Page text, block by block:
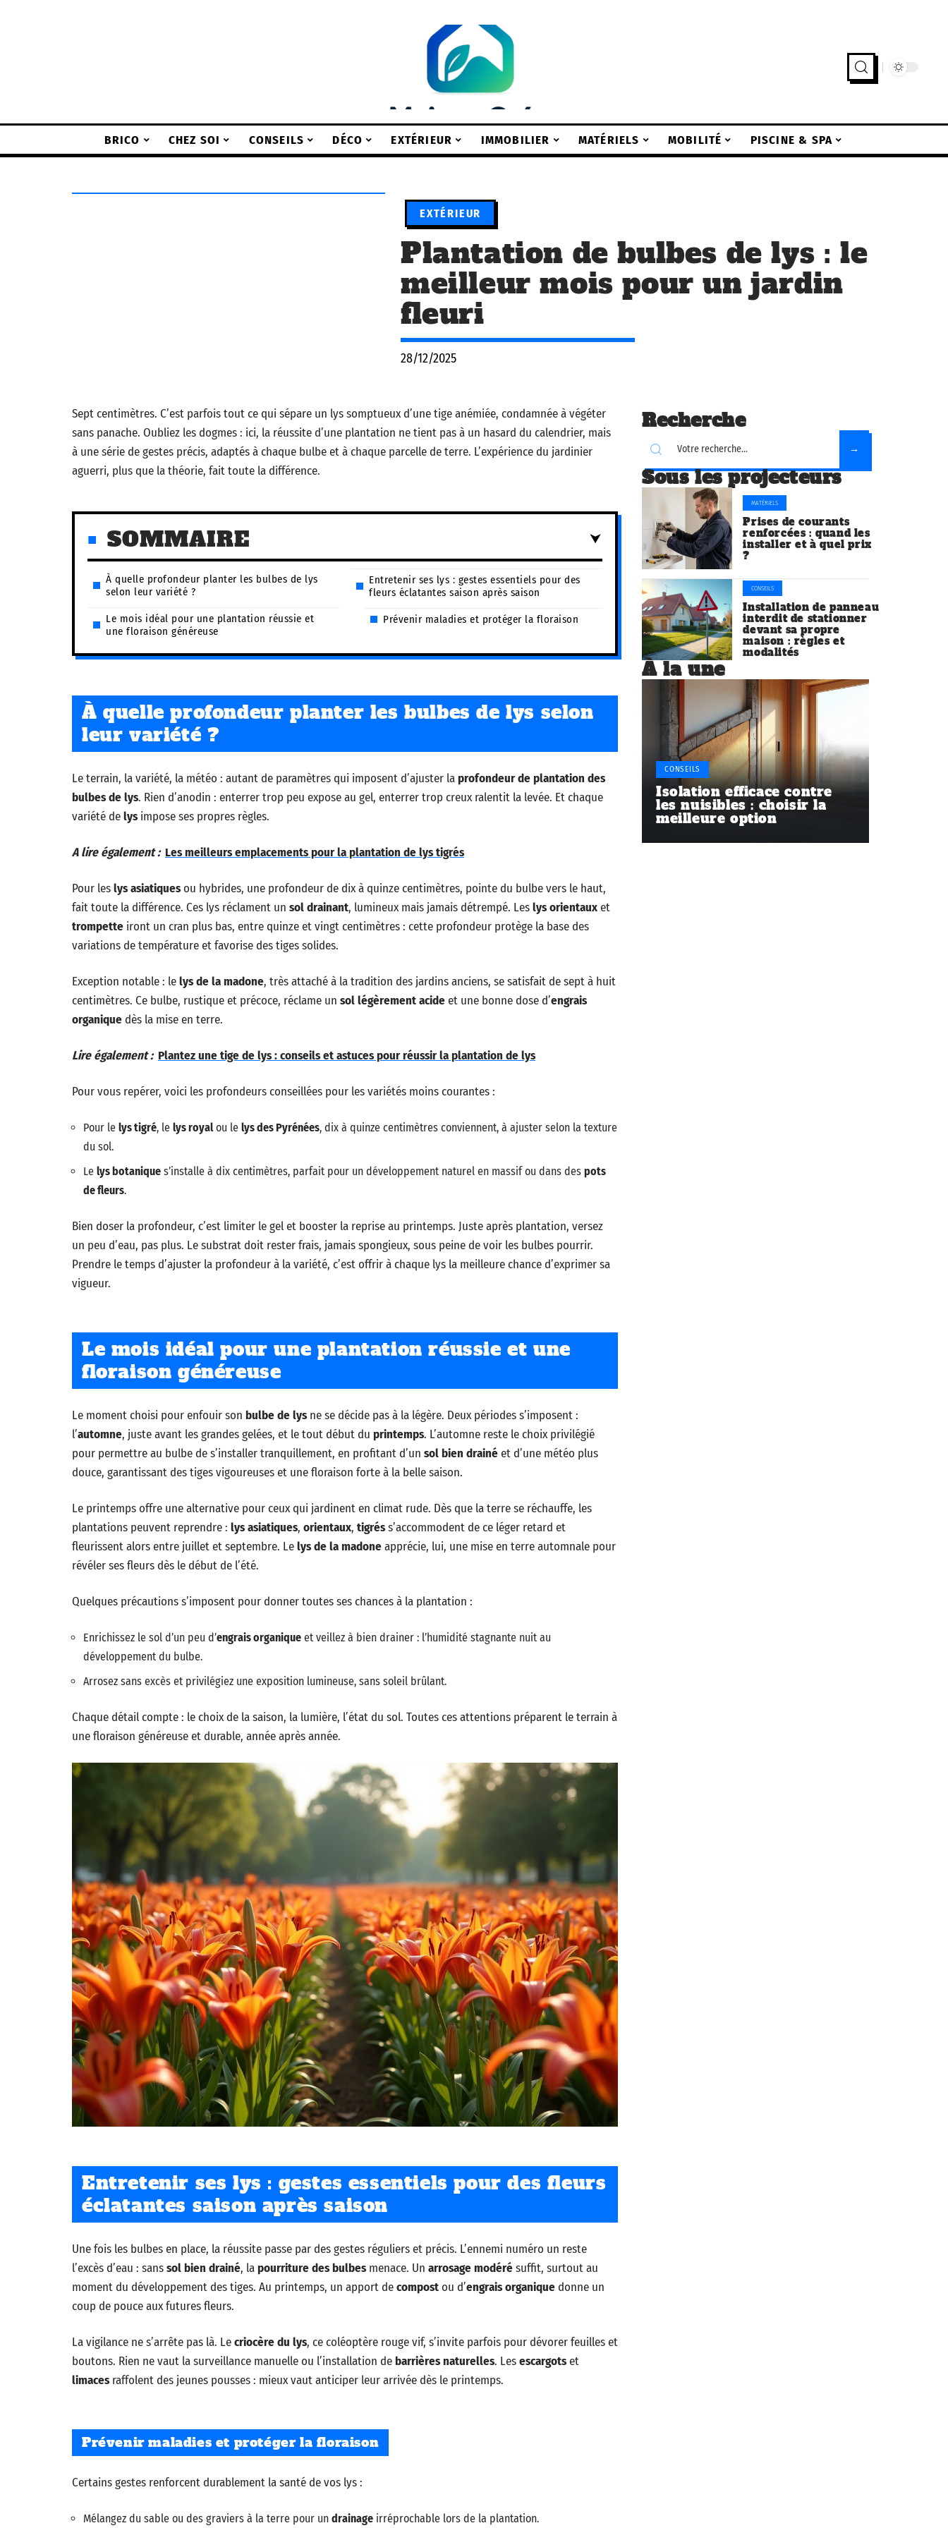
BRICO CHEZ SOI CONSEILS DÉCO EXTÉRIEUR IMMOBILIER MATÉRIELS MOBILITÉ PISCINE & SPA
EXTÉRIEUR
Plantation de bulbes de lys : le
meilleur mois pour un jardin
fleuri
28/12/2025
Sept centimètres. C’est parfois tout ce qui sépare un lys somptueux d’une tige anémiée, condamnée à végéter
sans panache. Oubliez les dogmes : ici, la réussite d’une plantation ne tient pas à un hasard du calendrier, mais
à une série de gestes précis, adaptés à chaque bulbe et à chaque parcelle de terre. L’expérience du jardinier
aguerri, plus que la théorie, fait toute la différence.
SOMMAIRE
À quelle profondeur planter les bulbes de lys
selon leur variété ?
Le mois idéal pour une plantation réussie et
une floraison généreuse
Entretenir ses lys : gestes essentiels pour des
fleurs éclatantes saison après saison
Prévenir maladies et protéger la floraison
À quelle profondeur planter les bulbes de lys selon
leur variété ?
Le terrain, la variété, la météo : autant de paramètres qui imposent d’ajuster laprofondeur de plantation des
bulbes de lys. Rien d’anodin : enterrer trop peu expose au gel, enterrer trop creux ralentit la levée. Et chaque
variété delysimpose ses propres règles.
A lire également : Les meilleurs emplacements pour la plantation de lys tigrés
Pour leslys asiatiquesou hybrides, une profondeur de dix à quinze centimètres, pointe du bulbe vers le haut,
fait toute la différence. Ces lys réclament un sol drainant, lumineux mais jamais détrempé. Leslys orientauxet
trompette iront un cran plus bas, entre quinze et vingt centimètres : cette profondeur protège la base des
variations de température et favorise des tiges solides.
Exception notable : lelys de la madone, très attaché à la tradition des jardins anciens, se satisfait de sept à huit
centimètres. Ce bulbe, rustique et précoce, réclame un sol légèrement acideet une bonne dose d’engrais
organiquedès la mise en terre.
Lire également : Plantez une tige de lys : conseils et astuces pour réussir la plantation de lys
Pour vous repérer, voici les profondeurs conseillées pour les variétés moins courantes :
Pour le lys tigré, le lys royalou le lys des Pyrénées, dix à quinze centimètres conviennent, à ajuster selon la texture
du sol.
Le lys botanique s’installe à dix centimètres, parfait pour un développement naturel en massif ou dans des pots
de fleurs.
Bien doser la profondeur, c’est limiter le gel et booster la reprise au printemps. Juste après plantation, versez
un peu d’eau, pas plus. Le substrat doit rester frais, jamais spongieux, sous peine de voir les bulbes pourrir.
Prendre le temps d’ajuster la profondeur à la variété, c’est offrir à chaque lys la meilleure chance d’exprimer sa
vigueur.
Le mois idéal pour une plantation réussie et une
floraison généreuse
Le moment choisi pour enfouir son bulbe de lysne se décide pas à la légère. Deux périodes s’imposent :
l’automne, juste avant les grandes gelées, et le tout début du printemps. L’automne reste le choix privilégié
pour permettre au bulbe de s’installer tranquillement, en profitant d’un sol bien drainéet d’une météo plus
douce, garantissant des tiges vigoureuses et une floraison forte à la belle saison.
Le printemps offre une alternative pour ceux qui jardinent en climat rude. Dès que la terre se réchauffe, les
plantations peuvent reprendre : lys asiatiques, orientaux, tigréss’accommodent de ce léger retard et
fleurissent alors entre juillet et septembre. Lelys de la madoneapprécie, lui, une mise en terre automnale pour
révéler ses fleurs dès le début de l’été.
Quelques précautions s’imposent pour donner toutes ses chances à la plantation :
Enrichissez le sol d’un peu d’engrais organique et veillez à bien drainer : l’humidité stagnante nuit au
développement du bulbe.
Arrosez sans excès et privilégiez une exposition lumineuse, sans soleil brûlant.
Chaque détail compte : le choix de la saison, la lumière, l’état du sol. Toutes ces attentions préparent le terrain à
une floraison généreuse et durable, année après année.
Entretenir ses lys : gestes essentiels pour des fleurs
éclatantes saison après saison
Une fois les bulbes en place, la réussite passe par des gestes réguliers et précis. L’ennemi numéro un reste
l’excès d’eau : sanssol bien drainé, lapourriture des bulbesmenace. Un arrosage modérésuffit, surtout au
moment du développement des tiges. Au printemps, un apport decompostou d’engrais organiquedonne un
coup de pouce aux futures fleurs.
La vigilance ne s’arrête pas là. Lecriocère du lys, ce coléoptère rouge vif, s’invite parfois pour dévorer feuilles et
boutons. Rien ne vaut la surveillance manuelle ou l’installation de barrières naturelles. Lesescargotset
limacesraffolent des jeunes pousses : mieux vaut anticiper leur arrivée dès le printemps.
Prévenir maladies et protéger la floraison
Certains gestes renforcent durablement la santé de vos lys :
Mélangez du sable ou des graviers à la terre pour un drainage irréprochable lors de la plantation.
Recherche
Sous les projecteurs
MATÉRIELS
Prises de courants
renforcées : quand les
installer et à quel prix
?
CONSEILS
Installation de panneau
interdit de stationner
devant sa propre
maison : règles et
modalités
À la une
CONSEILS
Isolation efficace contre
les nuisibles : choisir la
meilleure option